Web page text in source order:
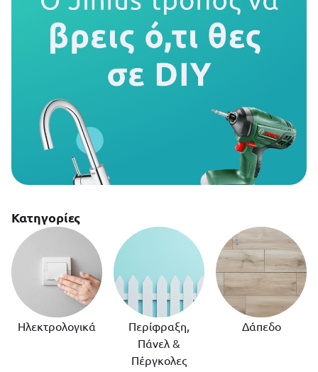
Κατηγορίες
Ηλεκτρολογικά
Περίφραξη,
Πάνελ &
Πέργκολες
Δάπεδο